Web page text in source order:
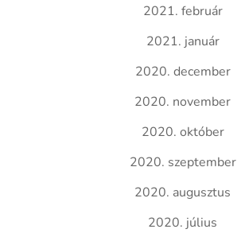
2021. február
2021. január
2020. december
2020. november
2020. október
2020. szeptember
2020. augusztus
2020. július